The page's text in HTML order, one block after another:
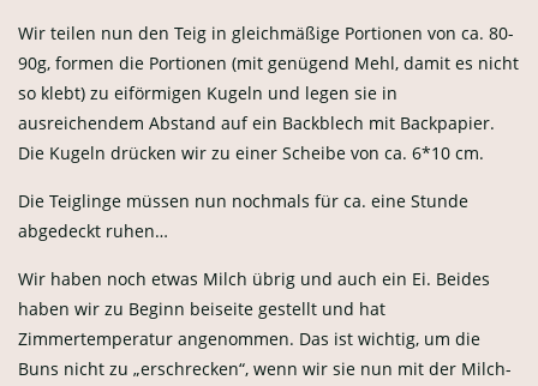
Wir teilen nun den Teig in gleichmäßige Portionen von ca. 80-
90g, formen die Portionen (mit genügend Mehl, damit es nicht
so klebt) zu eiförmigen Kugeln und legen sie in
ausreichendem Abstand auf ein Backblech mit Backpapier.
Die Kugeln drücken wir zu einer Scheibe von ca. 6*10 cm.
Die Teiglinge müssen nun nochmals für ca. eine Stunde
abgedeckt ruhen…
Wir haben noch etwas Milch übrig und auch ein Ei. Beides
haben wir zu Beginn beiseite gestellt und hat
Zimmertemperatur angenommen. Das ist wichtig, um die
Buns nicht zu „erschrecken“, wenn wir sie nun mit der Milch-